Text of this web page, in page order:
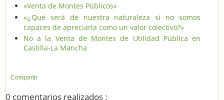
«Venta de Montes Públicos»
«¿ Qué será de nuestra naturaleza si no somos
capaces de apreciarla como un valor colectivo?»
No a la Venta de Montes de Utilidad Pública en
Castilla-La Mancha
Compartir
0 comentarios realizados :